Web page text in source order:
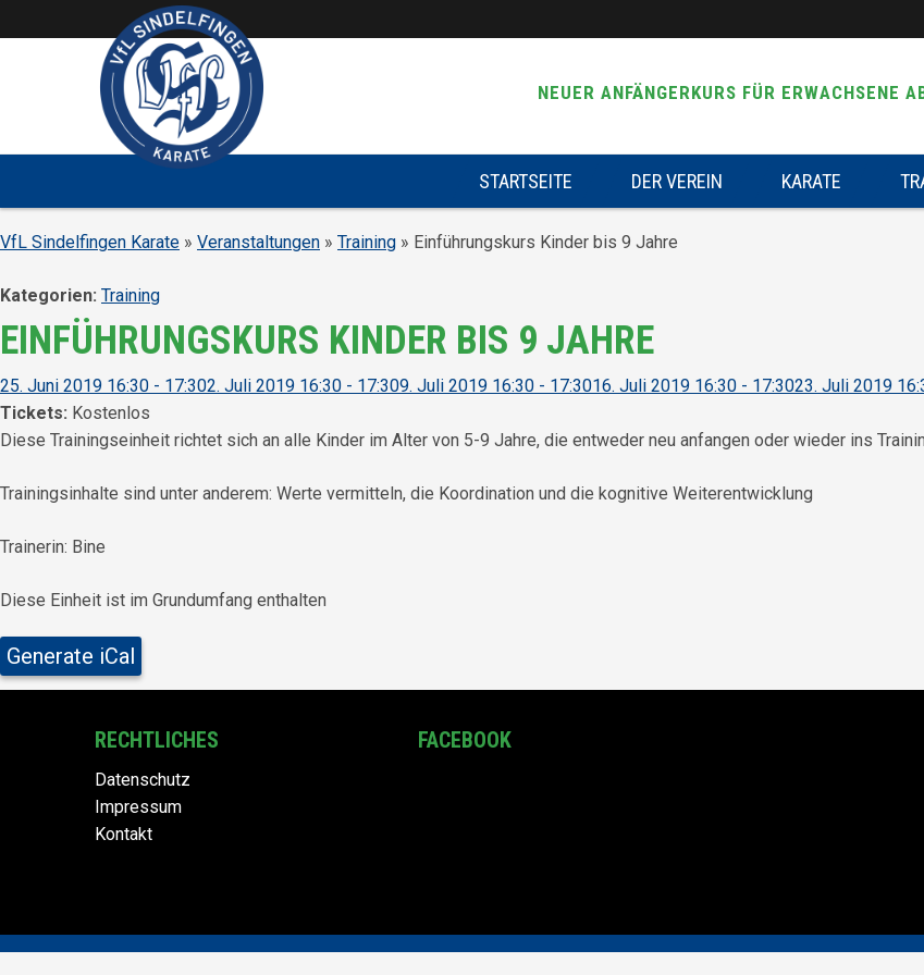
Überspringe den Content
NEUER ANFÄNGERKURS FÜR ERWACHSENE
STARTSEITE DER VEREIN KARATE
VfL Sindelfingen Karate » Veranstaltungen » Training » Einführungskurs Kinder bis 9 Jahre
Kategorien: Training
EINFÜHRUNGSKURS KINDER BIS 9 JAHRE
25. Juni 2019 16:30 - 17:302. Juli 2019 16:30 - 17:309. Juli 2019 16:30 - 17:3016. Juli 2019 16:30 - 17:3023. Juli 2019
Tickets: Kostenlos
Diese Trainingseinheit richtet sich an alle Kinder im Alter von 5-9 Jahre, die entweder neu anfangen oder wieder ins
Trainingsinhalte sind unter anderem: Werte vermitteln, die Koordination und die kognitive Weiterentwicklung
Trainerin: Bine
Diese Einheit ist im Grundumfang enthalten
Generate iCal
RECHTLICHES
Datenschutz
Impressum
Kontakt
FACEBOOK